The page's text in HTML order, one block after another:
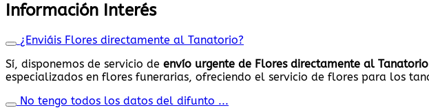
Información Interés
¿Enviáis Flores directamente al Tanatorio?
Sí, disponemos de servicio de envío urgente de Flores directamente al Tanatorio
especializados en flores funerarias, ofreciendo el servicio de flores para los
No tengo todos los datos del difunto ...